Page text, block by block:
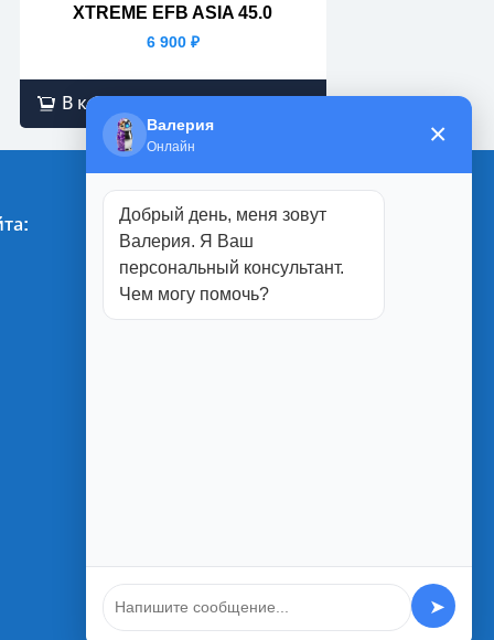
XTREME EFB ASIA 45.0
6 900 ₽
В корзину
Магазины:
г. Белгород
ул. Студенческая, 1П
Валерия
Онлайн ×
Добрый день, меня зовут
Валерия. Я Ваш
персональный консультант.
Чем могу помочь?
➤